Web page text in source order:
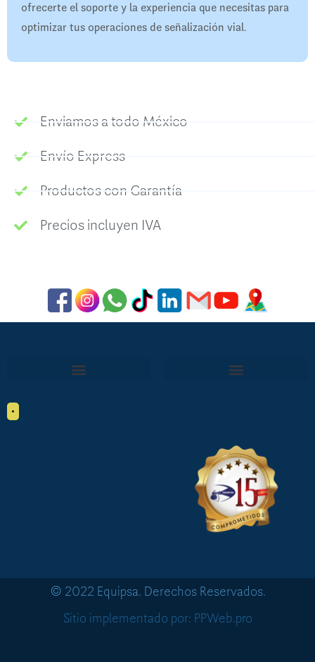
ofrecerte el soporte y la experiencia que necesitas para
optimizar tus operaciones de señalización vial.
Enviamos a todo México
Envío Express
Productos con Garantía
Precios incluyen IVA
•
© 2022 Equipsa. Derechos Reservados.
Sitio implementado por: PPWeb.pro